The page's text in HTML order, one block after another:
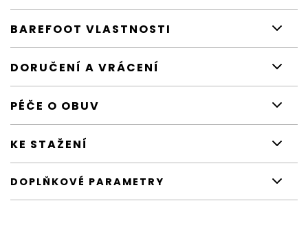
BAREFOOT VLASTNOSTI
DORUČENÍ A VRÁCENÍ
PÉČE O OBUV
KE STAŽENÍ
DOPLŇKOVÉ PARAMETRY